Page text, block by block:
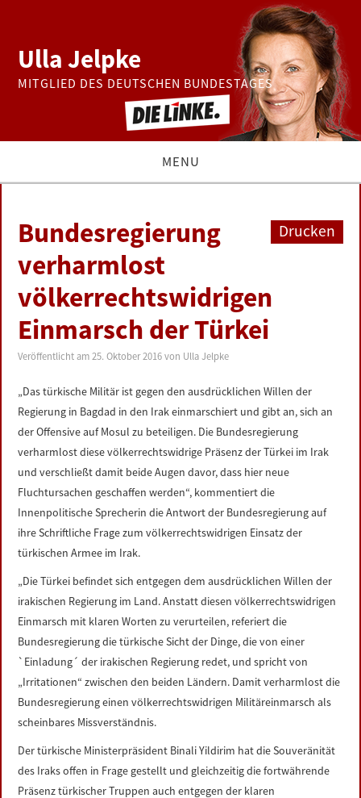
Ulla Jelpke
MITGLIED DES DEUTSCHEN BUNDESTAGES
MENU
BUNDESTAG
PRESSE
ZUR PERSON
DATENSCHUTZERKLÄRUNG
Drucken
Bundesregierung
verharmlost
völkerrechtswidrigen
Einmarsch der Türkei
Veröffentlicht am25. Oktober 2016 von Ulla Jelpke
„Das türkische Militär ist gegen den ausdrücklichen Willen der
Regierung in Bagdad in den Irak einmarschiert und gibt an, sich an
der Offensive auf Mosul zu beteiligen. Die Bundesregierung
verharmlost diese völkerrechtswidrige Präsenz der Türkei im Irak
und verschließt damit beide Augen davor, dass hier neue
Fluchtursachen geschaffen werden“, kommentiert die
Innenpolitische Sprecherin die Antwort der Bundesregierung auf
ihre Schriftliche Frage zum völkerrechtswidrigen Einsatz der
türkischen Armee im Irak.
„Die Türkei befindet sich entgegen dem ausdrücklichen Willen der
irakischen Regierung im Land. Anstatt diesen völkerrechtswidrigen
Einmarsch mit klaren Worten zu verurteilen, referiert die
Bundesregierung die türkische Sicht der Dinge, die von einer
`Einladung´ der irakischen Regierung redet, und spricht von
„Irritationen“ zwischen den beiden Ländern. Damit verharmlost die
Bundesregierung einen völkerrechtswidrigen Militäreinmarsch als
scheinbares Missverständnis.
Der türkische Ministerpräsident Binali Yildirim hat die Souveränität
des Iraks offen in Frage gestellt und gleichzeitig die fortwährende
Präsenz türkischer Truppen auch entgegen der klaren